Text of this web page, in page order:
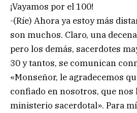
¡Vayamos por el 100!
-(Ríe) Ahora ya estoy más
son muchos. Claro, una
pero los demás, sacerdotes
30 y tantos, se comunican
«Monseñor, le agradecemos
confiado en nosotros, que
ministerio sacerdotal». Para